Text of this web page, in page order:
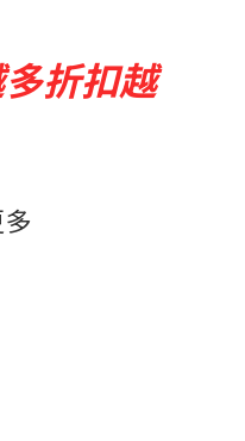
折扣越